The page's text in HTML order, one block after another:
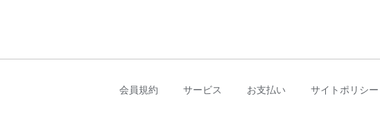
会員規約 サービス お支払い サイトポリシー